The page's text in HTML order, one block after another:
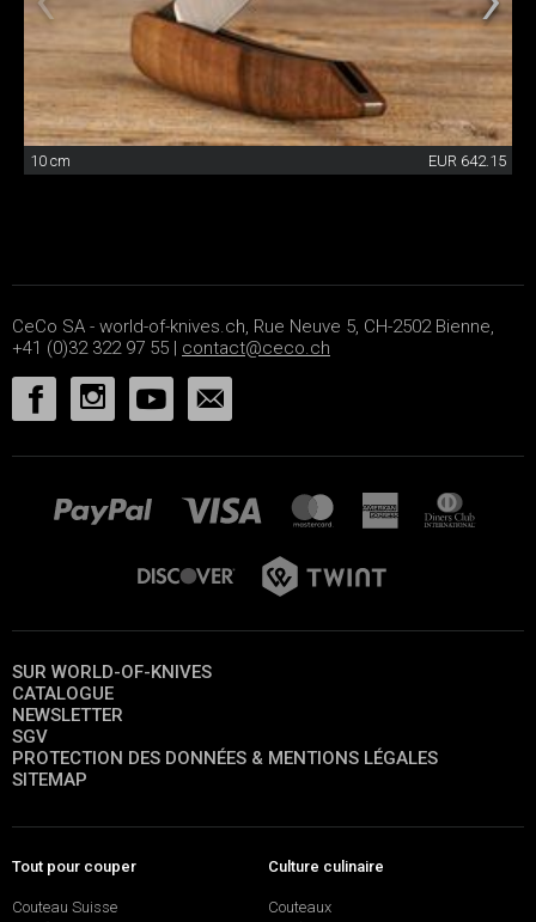
10 cm EUR 642.15
CeCo SA - world-of-knives.ch, Rue Neuve 5, CH-2502 Bienne,
+41 (0)32 322 97 55 | contact@ceco.ch
SUR WORLD-OF-KNIVES
CATALOGUE
NEWSLETTER
SGV
PROTECTION DES DONNÉES & MENTIONS LÉGALES
SITEMAP
Tout pour couper
Couteau Suisse
Culture culinaire
Couteaux